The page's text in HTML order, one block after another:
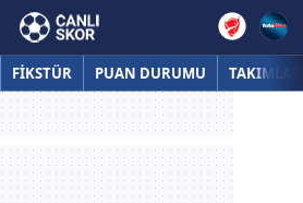
FİKSTÜR PUAN DURUMU TAKIMLAR